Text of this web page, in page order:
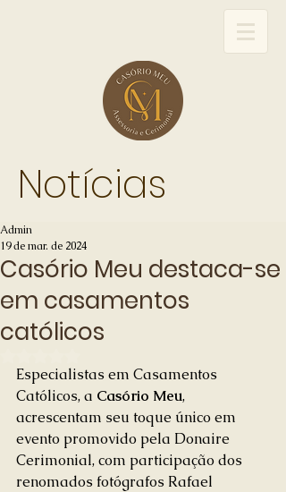
Notícias
Casório Meu destaca-se
em casamentos
católicos
Admin
19 de mar. de 2024
Especialistas em Casamentos
Católicos, a Casório Meu,
acrescentam seu toque único em
evento promovido pela Donaire
Cerimonial, com participação dos
renomados fotógrafos Rafael